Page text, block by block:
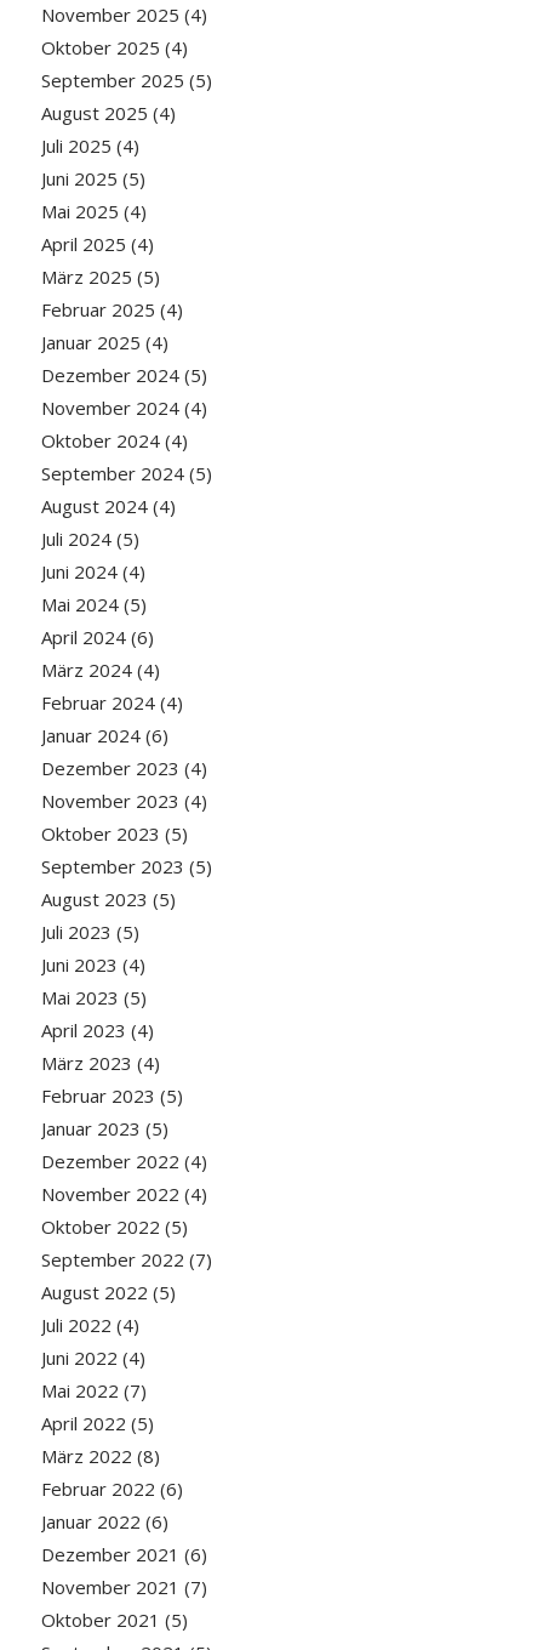
November 2025 (4)
Oktober 2025 (4)
September 2025 (5)
August 2025 (4)
Juli 2025 (4)
Juni 2025 (5)
Mai 2025 (4)
April 2025 (4)
März 2025 (5)
Februar 2025 (4)
Januar 2025 (4)
Dezember 2024(5)
November 2024(4)
Oktober 2024(4)
September 2024(5)
August 2024(4)
Juli 2024(5)
Juni 2024(4)
Mai 2024(5)
April 2024(6)
März 2024(4)
Februar 2024(4)
Januar 2024(6)
Dezember 2023 (4)
November 2023 (4)
Oktober 2023 (5)
September 2023 (5)
August 2023 (5)
Juli 2023 (5)
Juni 2023 (4)
Mai 2023 (5)
April 2023 (4)
März 2023 (4)
Februar 2023 (5)
Januar 2023 (5)
Dezember 2022 (4)
November 2022 (4)
Oktober 2022 (5)
September 2022 (7)
August 2022 (5)
Juli 2022 (4)
Juni 2022 (4)
Mai 2022 (7)
April 2022 (5)
März 2022 (8)
Februar 2022 (6)
Januar 2022 (6)
Dezember 2021 (6)
November 2021 (7)
Oktober 2021 (5)